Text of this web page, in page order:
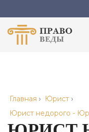
Главная › Юрист ›
Юрист недорого -